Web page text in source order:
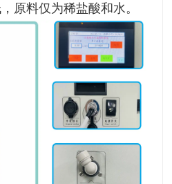
原料仅为稀盐酸和水。